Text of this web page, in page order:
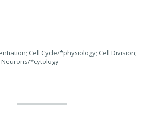
Cell Cycle/*physiology; Cell Division;
*cytology